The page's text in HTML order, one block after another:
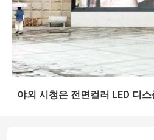
야외 시청은 전면컬러 LED 디